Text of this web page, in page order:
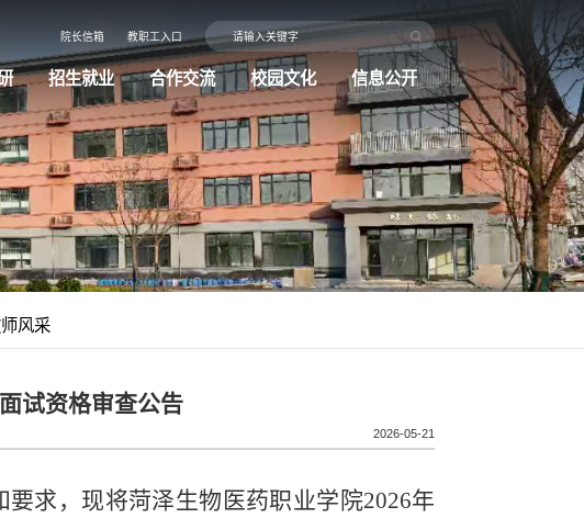
院长信箱 教职工入口
招生就业 合作交流 校园文化 信息公开
风采
试资格审查公告
2026-05-21
求， 现将菏泽生物医药职业学院2026年